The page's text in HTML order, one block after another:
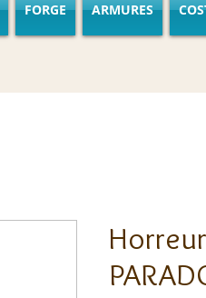
FORGE ARMURES